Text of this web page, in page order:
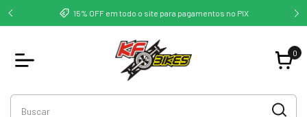
- 15% OFF em todo o site para pagamentos no PIX
0